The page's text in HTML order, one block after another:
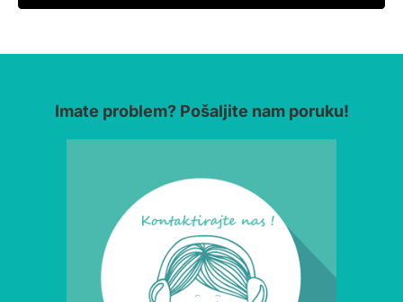
Imate problem? Pošaljite nam poruku!